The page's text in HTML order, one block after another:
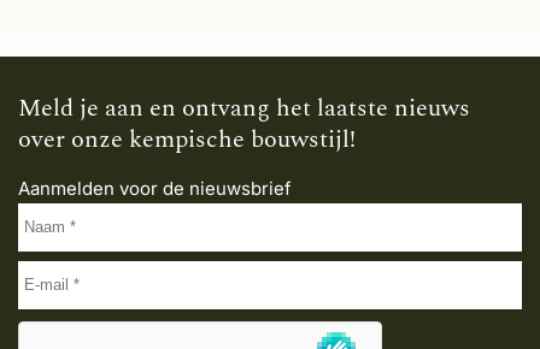
Meld je aan en ontvang het laatste nieuws
over onze kempische bouwstijl!
Aanmelden voor de nieuwsbrief